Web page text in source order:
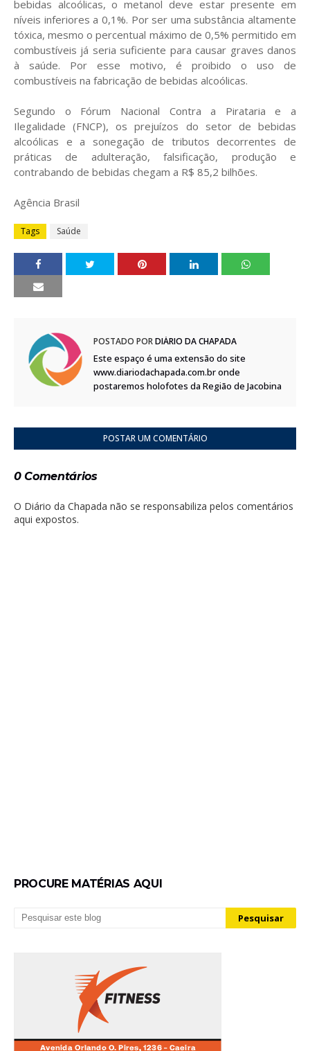
bebidas alcoólicas, o metanol deve estar presente em
níveis inferiores a 0,1%. Por ser uma substância altamente
tóxica, mesmo o percentual máximo de 0,5% permitido em
combustíveis já seria suficiente para causar graves danos
à saúde. Por esse motivo, é proibido o uso de
combustíveis na fabricação de bebidas alcoólicas.
Segundo o Fórum Nacional Contra a Pirataria e a
Ilegalidade (FNCP), os prejuízos do setor de bebidas
alcoólicas e a sonegação de tributos decorrentes de
práticas de adulteração, falsificação, produção e
contrabando de bebidas chegam a R$ 85,2 bilhões.
Agência Brasil
Tags Saúde
POSTADO PORDIÁRIO DA CHAPADA
Este espaço é uma extensão do site
www.diariodachapada.com.br onde
postaremos holofotes da Região de Jacobina
POSTAR UM COMENTÁRIO
0 Comentários
O Diário da Chapada não se responsabiliza pelos comentários
aqui expostos.
PROCURE MATÉRIAS AQUI